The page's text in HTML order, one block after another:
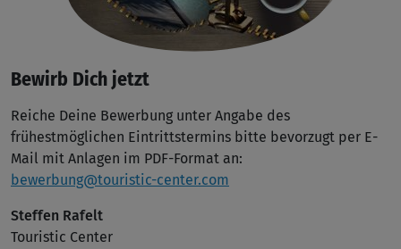
Bewirb Dich jetzt
Reiche Deine Bewerbung unter Angabe des
frühestmöglichen Eintrittstermins bitte bevorzugt per E-
Mail mit Anlagen im PDF-Format an:
bewerbung@touristic-center.com
Steffen Rafelt
Touristic Center